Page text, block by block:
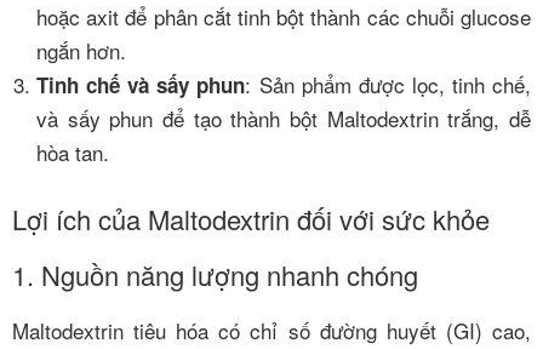
hoặc axit để phân cắt tinh bột thành các chuỗi glucose
ngắn hơn.
Tinh chế và sấy phun: Sản phẩm được lọc, tinh chế,
và sấy phun để tạo thành bột Maltodextrin trắng, dễ
hòa tan.
Lợi ích của Maltodextrin đối với sức khỏe
1. Nguồn năng lượng nhanh chóng
Maltodextrin tiêu hóa có chỉ số đường huyết (GI) cao,